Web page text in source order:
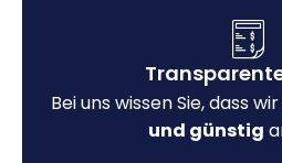
Bei uns wissen Sie, dass wir
und günstig